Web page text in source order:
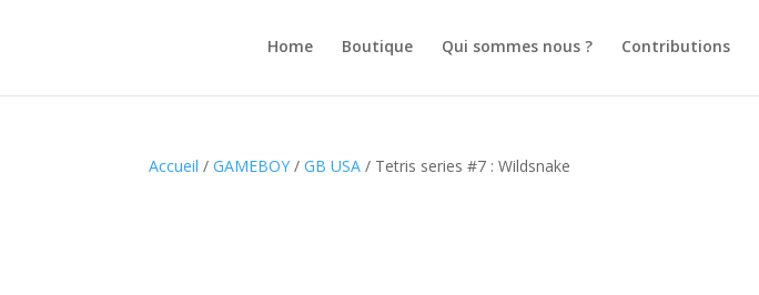
Home Boutique Qui sommes nous ? Contributions
Accueil /GAMEBOY /GB USA / Tetris series #7 : Wildsnake